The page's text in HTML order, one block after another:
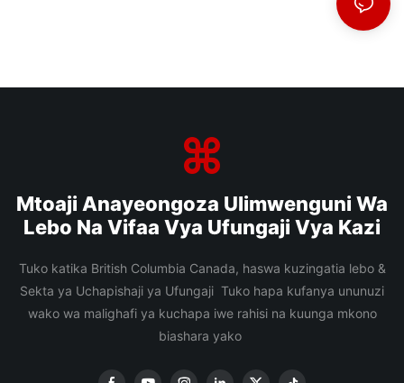
Mtoaji Anayeongoza Ulimwenguni Wa
Lebo Na Vifaa Vya Ufungaji Vya Kazi
Tuko katika British Columbia Canada, haswa kuzingatia lebo &
Sekta ya Uchapishaji ya Ufungaji Tuko hapa kufanya ununuzi
wako wa malighafi ya kuchapa iwe rahisi na kuunga mkono
biashara yako